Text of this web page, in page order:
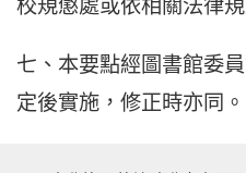
校規懲處或依相關法律
七、本要點經圖書館委
定後實施，修正時亦同。